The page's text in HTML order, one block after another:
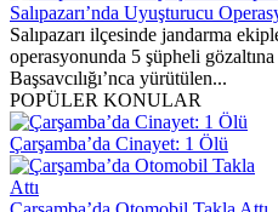
Salıpazarı’nda Uyuşturucu
Salıpazarı ilçesinde jandarma
operasyonunda 5 şüpheli
Başsavcılığı’nca yürütülen...
POPÜLER KONULAR